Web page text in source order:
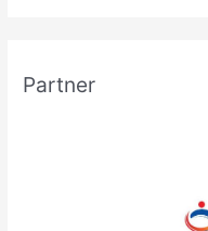
Partner